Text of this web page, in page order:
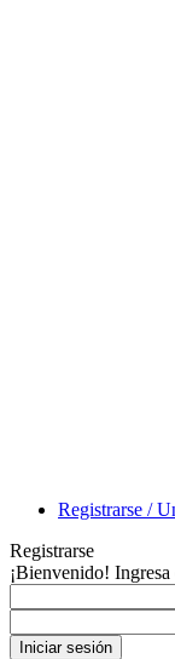
Registrarse /
Registrarse
¡Bienvenido! Ingresa